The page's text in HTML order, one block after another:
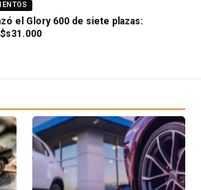
el Glory 600 de siete plazas: